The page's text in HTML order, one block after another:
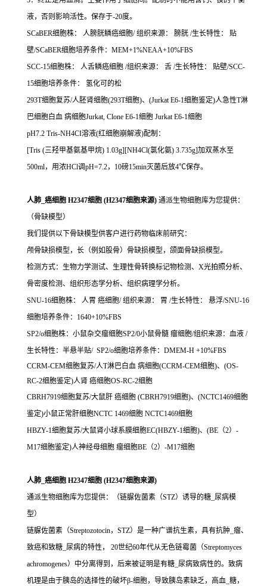
液，否则影响活性。保存于-20度。
SCaBER细胞株： 人膀胱鳞癌细胞/ 组织来源： 膀胱 /生长特性： 贴
壁/SCaBER细胞培养条件：MEM+1%NEAA+10%FBS
SCC-15细胞株： 人舌鳞癌细胞 /组织来源： 舌 /生长特性： 贴壁/SCC-
15细胞培养条件： 氢化可的松
293T细胞复苏/人胚肾细胞(293T细胞)、(Jurkat E6-1细胞鉴定)人急性T淋
巴细胞白血 病细胞Jurkat, Clone E6-1细胞 Jurkat E6-1细胞
pH7.2 Tris-NH4CI溶液(红细胞崩解液)配制：
[Tris (三羟甲基氨基甲烷) 1.03g][NH4Cl(氯化氨) 3.735g]加双蒸水至
500ml，用浓HCl调pH=7.2，10磅15min灭菌后放4℃保存。
人肺_癌细胞 H2347细胞 (H2347细胞来源) 通派生物细胞库为您提供：
（骨缺模型）
我们提供以下骨缺模型供客户进行药物临床前研究：
颅骨缺损模型，长（例如股骨）骨缺损模型，颌面骨缺损模型。
检测方式：生物力学测试、生理性骨转换标记物检测、X光拍照分析、
骨密度检测、组织形态学分析、组织病理学分析。
SNU-16细胞株： 人胃 癌细胞/ 组织来源： 胃 /生长特性： 悬浮/SNU-16
细胞培养条件：1640+10%FBS
SP2/o细胞株：小鼠杂交瘤细胞SP2/0小鼠骨髓 瘤细胞/组织来源：血液 /
生长特性：半悬半贴/ SP2/o细胞培养条件：DMEM-H +10%FBS
CCRM-CEM细胞复苏/人T淋巴白血 病细胞(CCRM-CEM细胞)、(OS-
RC-2细胞鉴定)人肾 癌细胞OS-RC-2细胞
CBRH7919细胞复苏/大鼠肝 癌细胞 (CBRH7919细胞)、(NCTC1469细胞
鉴定)小鼠正常肝细胞NCTC 1469细胞 NCTC1469细胞
HBZY-1细胞复苏/大鼠肾小球系膜细胞EC(HBZY-1细胞)、(BE（2）-
M17细胞鉴定)人神经母细胞 瘤细胞BE（2）-M17细胞
人肺_癌细胞 H2347细胞 (H2347细胞来源)
通派生物细胞库为您提供：（链脲佐菌素（STZ）诱导的糖_尿病模
型）
链脲佐菌素（Streptozotocin，STZ）是一种广谱抗生素，具有抗肿_瘤、
致癌和致糖_尿病的特性， 20世纪60年代从无色链霉菌（Streptomyces
achromogenes）中分离得到，后来被证明是有糖_尿病致病性的。致病
机理是由于胰岛的选择性的破坏β-细胞，导致胰岛素缺乏，高血_糖，